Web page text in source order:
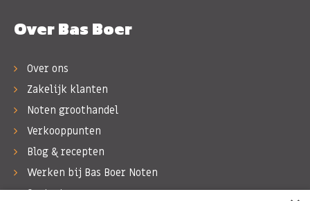
Over Bas Boer
Over ons
Zakelijk klanten
Noten groothandel
Verkooppunten
Blog & recepten
Werken bij Bas Boer Noten
Contact